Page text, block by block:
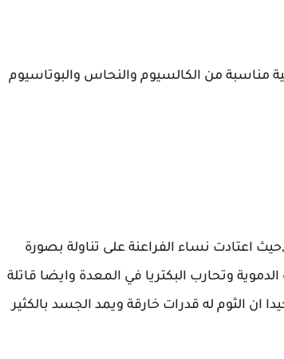
مناسبة من الكالسيوم والنحاس والبوتاسيوم
اعتادت نساء الفراعنة على تناولة بصورة
وتحارب البكتريا في المعدة وايضا قاتلة
ان الثوم له قدرات خارقة ويمد الجسد بالكثير